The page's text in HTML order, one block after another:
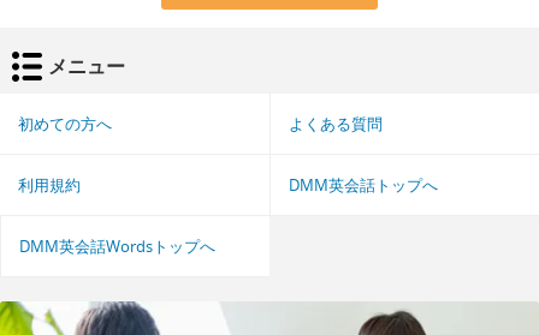
メニュー
初めての方へ よくある質問
利用規約 DMM英会話トップへ
DMM英会話Wordsトップへ